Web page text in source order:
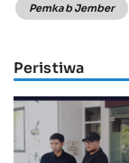
Pemkab Jember
Peristiwa